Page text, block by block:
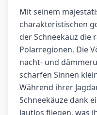
Mit seinem
charakteristischen
der Schneekauz die
Polarregionen. Die
nacht- und
scharfen Sinnen
Während ihrer
Schneekäuze dank
lautlos fliegen, was